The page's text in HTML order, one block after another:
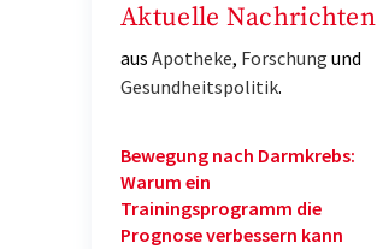
Aktuelle Nachrichten
aus Apotheke, Forschung und
Gesundheitspolitik.
Bewegung nach Darmkrebs:
Warum ein
Trainingsprogramm die
Prognose verbessern kann